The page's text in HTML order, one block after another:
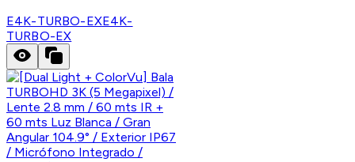
E4K-TURBO-EXE4K-
TURBO-EX